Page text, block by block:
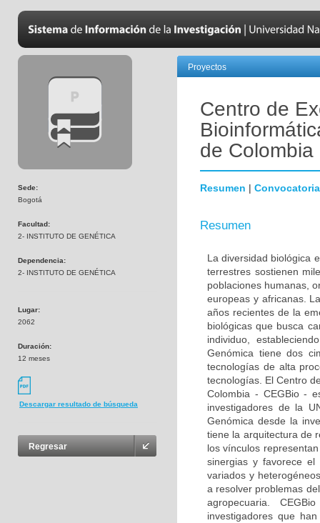
Sede:
Bogotá
Facultad:
2- INSTITUTO DE GENÉTICA
Dependencia:
2- INSTITUTO DE GENÉTICA
Lugar:
2062
Duración:
12 meses
Descargar resultado de búsqueda
Regresar
Proyectos
Centro de
de Colombia
Resumen | Convocatoria
Resumen
La diversidad biológica
terrestres sostienen
poblaciones humanas,
europeas y africanas.
años recientes de la
biológicas que busca
individuo,
Genómica tiene dos
tecnologías de alta
tecnologías. El Centro
Colombia - CEGBio -
investigadores de la
Genómica desde la
tiene la arquitectura de
los vínculos
sinergias y favorece el
variados y
a resolver problemas
agropecuaria.
investigadores que